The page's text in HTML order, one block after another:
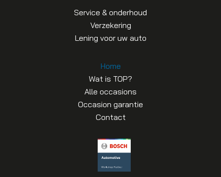
Service & onderhoud
Verzekering
Lening voor uw auto
Home
Wat is TOP?
Alle occasions
Occasion garantie
Contact